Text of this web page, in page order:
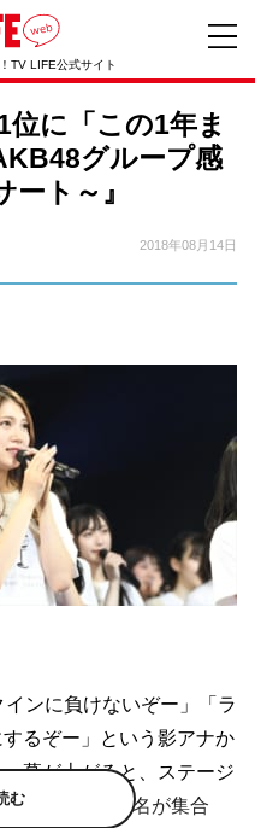
TV LIFE公式サイト
に「この1年ま
グループ感
ト～』
2018年08月14日
ンに負けないぞー」「ラ
るぞー」という影アナか
幕が上がると、ステージ
メンバー228名が集合
む